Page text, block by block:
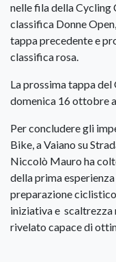
nelle fila della Cycling
classifica Donne
tappa precedente e
classifica rosa.
La prossima tappa
domenica 16 ottobre
Per concludere gli
Bike, a Vaiano su
Niccolò Mauro ha
della prima
preparazione
iniziativa e scaltrezza
rivelato capace di